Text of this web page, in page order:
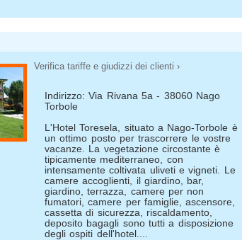
Verifica tariffe e giudizzi dei clienti ›
Indirizzo: Via Rivana 5a - 38060 Nago
Torbole
L'Hotel Toresela, situato a Nago-Torbole è
un ottimo posto per trascorrere le vostre
vacanze. La vegetazione circostante è
tipicamente mediterraneo, con
intensamente coltivata uliveti e vigneti. Le
camere accoglienti, il giardino, bar,
giardino, terrazza, camere per non
fumatori, camere per famiglie, ascensore,
cassetta di sicurezza, riscaldamento,
deposito bagagli sono tutti a disposizione
degli ospiti dell'hotel....